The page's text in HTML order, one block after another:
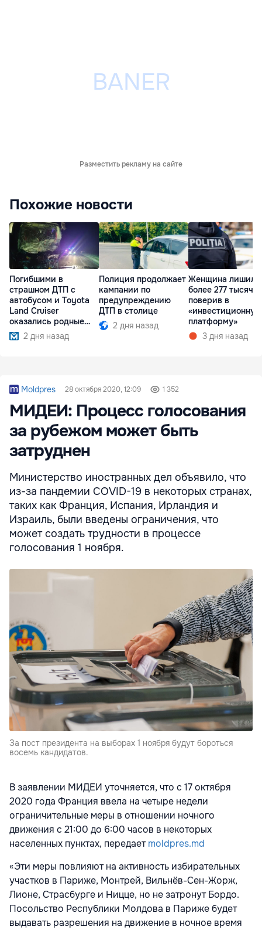
Разместить рекламу на сайте
Похожие новости
Погибшими в
страшном ДТП с
автобусом и Toyota
Land Cruiser
оказались родные
братья2 дня назад
Полиция продолжает
кампании по
предупреждению
ДТП в столице
2 дня назад
Женщина
более 277 тысяч
поверив в
«инвестиционную
платформу»
3 дня назад
Moldpres 28 октября 2020, 12:09 1 352
МИДЕИ: Процесс голосования
за рубежом может быть
затруднен
Министерство иностранных дел объявило, что
из-за пандемии COVID-19 в некоторых странах,
таких как Франция, Испания, Ирландия и
Израиль, были введены ограничения, что
может создать трудности в процессе
голосования 1 ноября.
За пост президента на выборах 1 ноября будут бороться
восемь кандидатов.
В заявлении МИДЕИ уточняется, что с 17 октября
2020 года Франция ввела на четыре недели
ограничительные меры в отношении ночного
движения с 21:00 до 6:00 часов в некоторых
населенных пунктах, передаетmoldpres.md
«Эти меры повлияют на активность избирательных
участков в Париже, Монтрей, Вильнёв-Сен-Жорж,
Лионе, Страсбурге и Ницце, но не затронут Бордо.
Посольство Республики Молдова в Париже будет
выдавать разрешения на движение в ночное время